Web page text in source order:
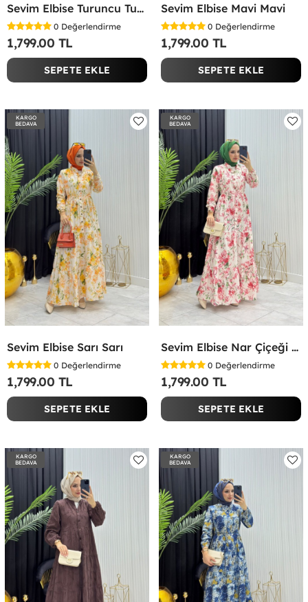
Sevim Elbise Turuncu Turuncu
0 Değerlendirme
1,799.00 TL
SEPETE EKLE
Sevim Elbise Mavi Mavi
0 Değerlendirme
1,799.00 TL
SEPETE EKLE
KARGO
BEDAVA
Sevim Elbise Sarı Sarı
0 Değerlendirme
1,799.00 TL
SEPETE EKLE
KARGO
BEDAVA
Sevim Elbise Nar Çiçeği Nar Çiçeği
0 Değerlendirme
1,799.00 TL
SEPETE EKLE
KARGO
BEDAVA
KARGO
BEDAVA